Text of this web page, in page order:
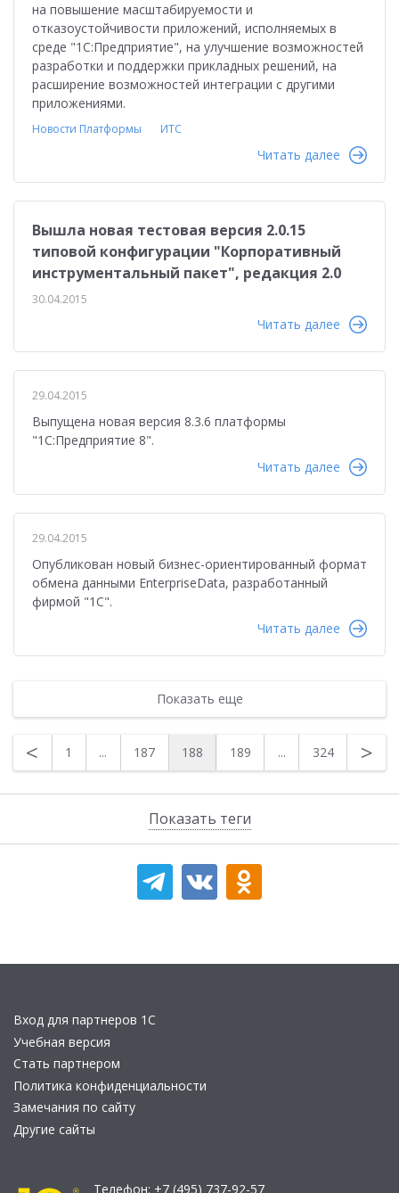
Показать теги
на повышение масштабируемости и
отказоустойчивости приложений, исполняемых в
среде "1С:Предприятие", на улучшение возможностей
разработки и поддержки прикладных решений, на
расширение возможностей интеграции с другими
приложениями.
Новости Платформы ИТС
Читать далее
Вышла новая тестовая версия 2.0.15
типовой конфигурации "Корпоративный
инструментальный пакет", редакция 2.0
30.04.2015
Читать далее
29.04.2015
Выпущена новая версия 8.3.6 платформы
"1С:Предприятие 8".
Читать далее
29.04.2015
Опубликован новый бизнес-ориентированный формат
обмена данными EnterpriseData, разработанный
фирмой "1С".
Читать далее
Показать еще
< 1 ... 187 188 189 ... 324 >
Вход для партнеров 1С
Учебная версия
Стать партнером
Политика конфиденциальности
Замечания по сайту
Другие сайты
Телефон: +7 (495) 737-92-57